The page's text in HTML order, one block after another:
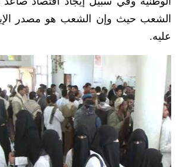
الشعب حيث وإن الشعب هو مصدر
عليه.